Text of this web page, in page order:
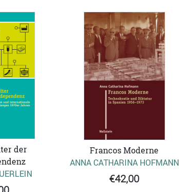
der
Francos Moderne
ANNA CATHARINA HOFMANN
€42,00